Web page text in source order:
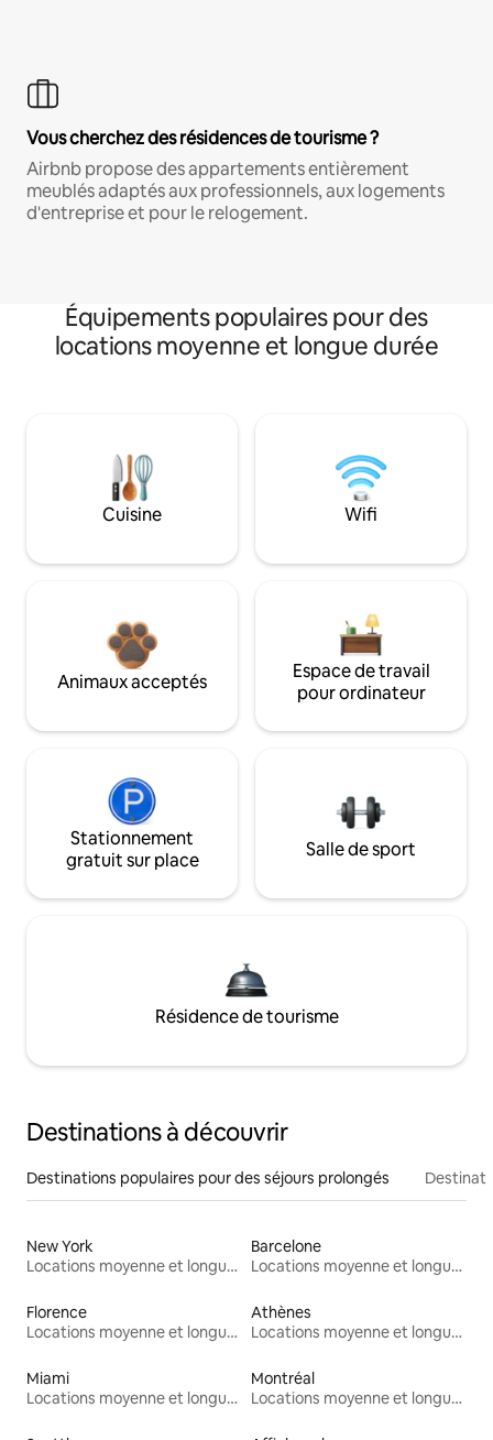
Vous cherchez des résidences de tourisme ?
Airbnb propose des appartements entièrement
meublés adaptés aux professionnels, aux logements
d'entreprise et pour le relogement.
Équipements populaires pour des
locations moyenne et longue durée
Cuisine Wifi
Animaux acceptés
Espace de travail
pour ordinateur
Stationnement
gratuit sur place
Salle de sport
Résidence de tourisme
Destinations à découvrir
Destinations populaires pour des séjours prolongés
New York
Locations moyenne et longue durée
Barcelone
Locations moyenne et longue durée
Florence
Locations moyenne et longue durée
Athènes
Locations moyenne et longue durée
Miami
Locations moyenne et longue durée
Montréal
Locations moyenne et longue durée